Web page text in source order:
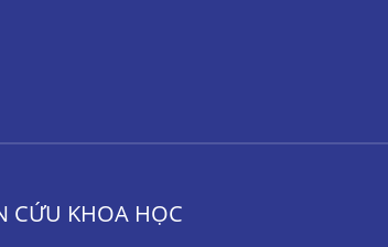
CỨU KHOA HỌC